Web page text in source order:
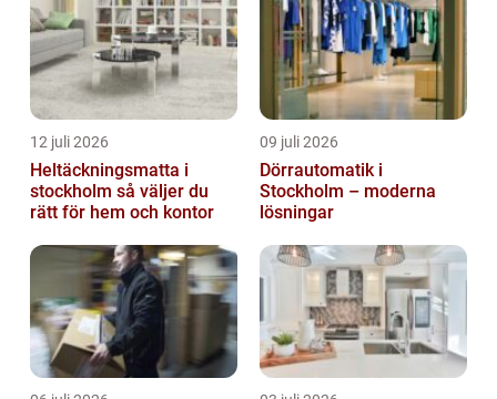
12 juli 2026
Heltäckningsmatta i
stockholm så väljer du
rätt för hem och kontor
09 juli 2026
Dörrautomatik i
Stockholm – moderna
lösningar